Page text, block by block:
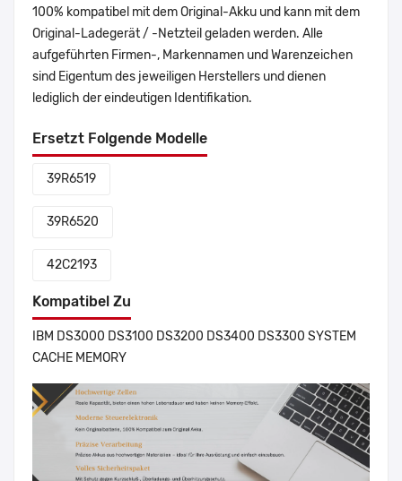
100% kompatibel mit dem Original-Akku und kann mit dem
Original-Ladegerät / -Netzteil geladen werden. Alle
aufgeführten Firmen-, Markennamen und Warenzeichen
sind Eigentum des jeweiligen Herstellers und dienen
lediglich der eindeutigen Identifikation.
Ersetzt Folgende Modelle
39R6519
39R6520
42C2193
Kompatibel Zu
IBM DS3000 DS3100 DS3200 DS3400 DS3300 SYSTEM
CACHE MEMORY